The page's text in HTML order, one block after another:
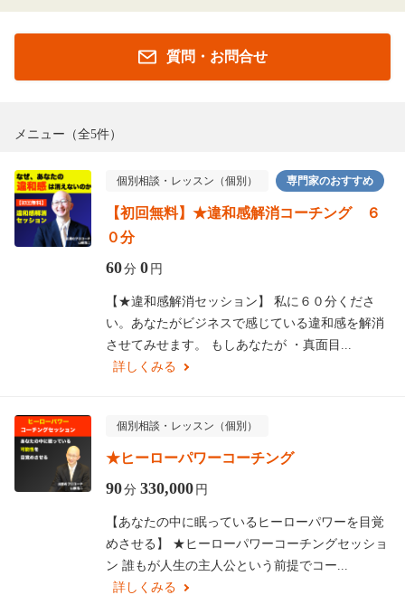
質問・お問合せ
メニュー （全5件）
個別相談・レッスン（個別） 専門家のおすすめ
【初回無料】★違和感解消コーチング ６
０分
60分0 円
【★違和感解消セッション】 私に６０分くださ
い。あなたがビジネスで感じている違和感を解消
させてみせます。 もしあなたが ・真面目...
詳しくみる
個別相談・レッスン（個別）
★ヒーローパワーコーチング
90分330,000 円
【あなたの中に眠っているヒーローパワーを目覚
めさせる】 ★ヒーローパワーコーチングセッショ
ン 誰もが人生の主人公という前提でコー...
詳しくみる